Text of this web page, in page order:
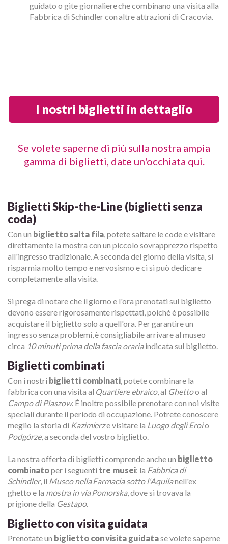
guidato o gite giornaliere che combinano una visita alla
Fabbrica di Schindler con altre attrazioni di Cracovia.
I nostri biglietti in dettaglio
Se volete saperne di più sulla nostra ampia
gamma di biglietti, date un'occhiata qui.
Biglietti Skip-the-Line (biglietti senza
coda)
Con un biglietto salta fila, potete saltare le code e visitare
direttamente la mostra con un piccolo sovrapprezzo rispetto
all'ingresso tradizionale. A seconda del giorno della visita, si
risparmia molto tempo e nervosismo e ci si può dedicare
completamente alla visita.
Si prega di notare che il giorno e l'ora prenotati sul biglietto
devono essere rigorosamente rispettati, poiché è possibile
acquistare il biglietto solo a quell'ora. Per garantire un
ingresso senza problemi, è consigliabile arrivare al museo
circa 10 minuti prima della fascia orariaindicata sul biglietto.
Biglietti combinati
Con i nostri biglietti combinati, potete combinare la
fabbrica con una visita al Quartiere ebraico, al Ghettoo al
Campo di Plaszow. È inoltre possibile prenotare con noi visite
speciali durante il periodo di occupazione. Potrete conoscere
meglio la storia di Kazimierze visitare la Luogo degli Eroio
Podgórze, a seconda del vostro biglietto.
La nostra offerta di biglietti comprende anche un biglietto
combinatoper i seguenti tre musei: la Fabbrica di
Schindler, il Museo nella Farmacia sotto l'Aquilanell'ex
ghetto e la mostra in via Pomorska, dove si trovava la
prigione della Gestapo.
Biglietto con visita guidata
Prenotate un biglietto con visita guidatase volete saperne